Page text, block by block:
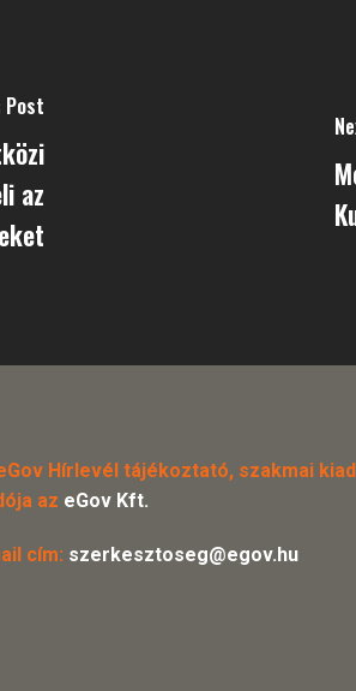
Post
az
Hírlevél tájékoztató, szakmai
az eGov Kft.
cím: szerkesztoseg@egov.hu